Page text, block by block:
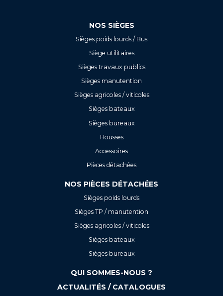
NOS SIÈGES
Sièges poids lourds / Bus
Siège utilitaires
Sièges travaux publics
Sièges manutention
Sièges agricoles / viticoles
Sièges bateaux
Sièges bureaux
Housses
Accessoires
Pièces détachées
NOS PIÈCES DÉTACHÉES
Sièges poids lourds
Sièges TP / manutention
Sièges agricoles / viticoles
Sièges bateaux
Sièges bureaux
QUI SOMMES-NOUS ?
ACTUALITÉS / CATALOGUES